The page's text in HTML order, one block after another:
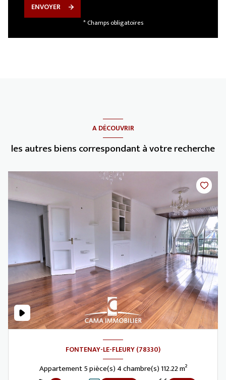
ENVOYER
* Champs obligatoires
A DÉCOUVRIR
les autres biens correspondant à votre recherche
FONTENAY-LE-FLEURY (78330)
Appartement 5 pièce(s) 4 chambre(s) 112.22 m²